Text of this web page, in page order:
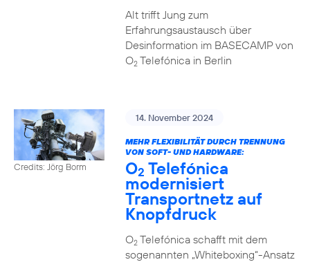
Alt trifft Jung zum
Erfahrungsaustausch über
Desinformation im BASECAMP von
O2Telefónica in Berlin
Credits: Jörg Borm
14. November 2024
MEHR FLEXIBILITÄT DURCH TRENNUNG
VON SOFT- UND HARDWARE:
O2 Telefónica
modernisiert
Transportnetz auf
Knopfdruck
O2Telefónica schafft mit dem
sogenannten „Whiteboxing“-Ansatz